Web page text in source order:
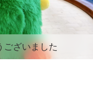
ございました